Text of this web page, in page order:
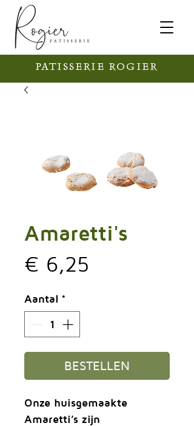
PATISSERIE ROGIER
Amaretti's
€ 6,25
Aantal *
BESTELLEN
Onze huisgemaakte
Amaretti’s zijn